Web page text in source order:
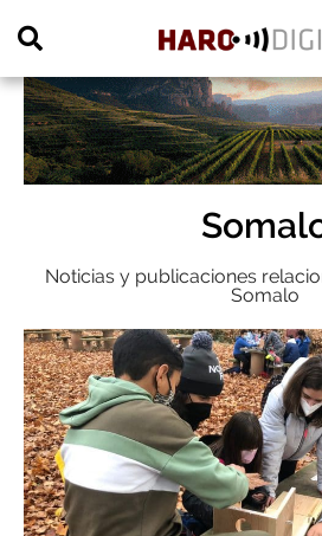
Noticias y publicaciones
Somalo